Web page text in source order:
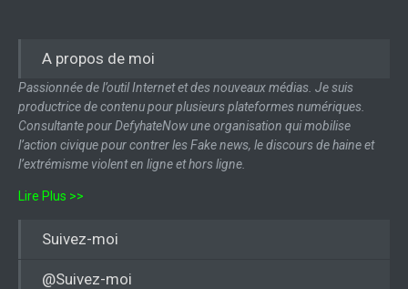
A propos de moi
Passionnée de l’outil Internet et des nouveaux médias. Je suis
productrice de contenu pour plusieurs plateformes numériques.
Consultante pour DefyhateNow une organisation qui mobilise
l’action civique pour contrer les Fake news, le discours de haine et
l’extrémisme violent en ligne et hors ligne.
Lire Plus >>
Suivez-moi
@Suivez-moi